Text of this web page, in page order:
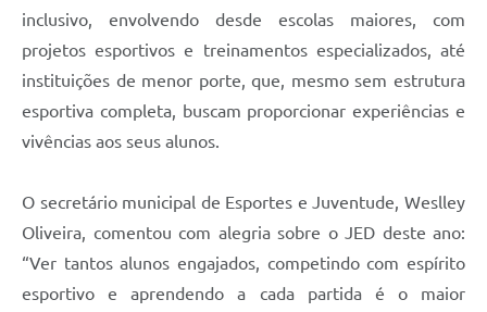
inclusivo, envolvendo desde escolas maiores, com
projetos esportivos e treinamentos especializados, até
instituições de menor porte, que, mesmo sem estrutura
esportiva completa, buscam proporcionar experiências e
vivências aos seus alunos.
O secretário municipal de Esportes e Juventude, Weslley
Oliveira, comentou com alegria sobre o JED deste ano:
“Ver tantos alunos engajados, competindo com espírito
esportivo e aprendendo a cada partida é o maior